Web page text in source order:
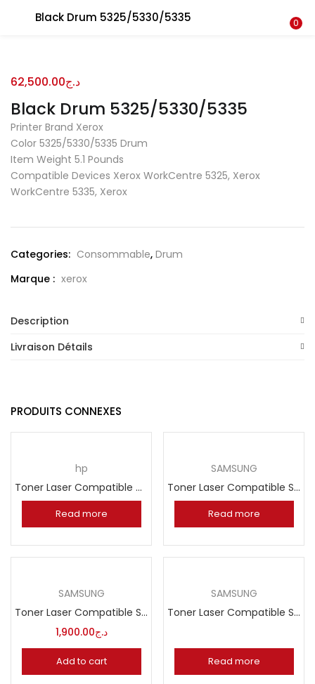
Black Drum 5325/5330/5335 0
Recherche
CONNEXION
connecter.
Se souvenir de moi
Black Drum 5325/5330/5335
د.ج62,500.00
Printer Brand Xerox
Color 5325/5330/5335 Drum
Item Weight 5.1 Pounds
Compatible Devices Xerox WorkCentre 5325, Xerox
WorkCentre 5335, Xerox
Categories: Consommable, Drum
Marque : xerox
Description
Livraison Détails
PRODUITS CONNEXES
hp
Toner Laser Compatible HP 05A CE505A
Read more
SAMSUNG
Toner Laser Compatible Samsung MLT D1082S
Read more
SAMSUNG
Toner Laser Compatible Samsung ML 1710D3
د.ج1,900.00
Add to cart
SAMSUNG
Toner Laser Compatible Samsung MLT D1092S
Read more